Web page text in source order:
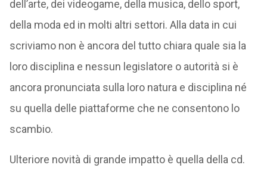
dell’arte, dei videogame, della musica, dello sport,
della moda ed in molti altri settori. Alla data in cui
scriviamo non è ancora del tutto chiara quale sia la
loro disciplina e nessun legislatore o autorità si è
ancora pronunciata sulla loro natura e disciplina né
su quella delle piattaforme che ne consentono lo
scambio.
Ulteriore novità di grande impatto è quella della cd.